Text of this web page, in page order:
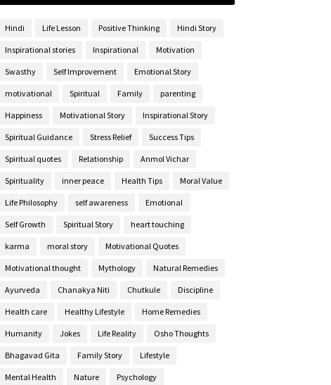
Hindi Life Lesson Positive Thinking Hindi Story
Inspirational stories Inspirational Motivation
Swasthy Self Improvement Emotional Story
motivational Spiritual Family parenting
Happiness Motivational Story Inspirational Story
Spiritual Guidance Stress Relief Success Tips
Spiritual quotes Relationship Anmol Vichar
Spirituality inner peace Health Tips Moral Value
Life Philosophy self awareness Emotional
Self Growth Spiritual Story heart touching
karma moral story Motivational Quotes
Motivational thought Mythology Natural Remedies
Ayurveda Chanakya Niti Chutkule Discipline
Health care Healthy Lifestyle Home Remedies
Humanity Jokes Life Reality Osho Thoughts
Bhagavad Gita Family Story Lifestyle
Mental Health Nature Psychology